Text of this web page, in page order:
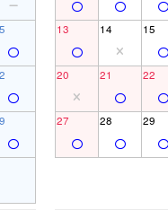
13 14 15
20 21 22
27 28 29